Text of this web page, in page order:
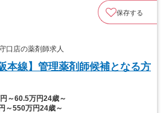
保存する
口店の薬剤師求人
本線】管理薬剤師候補となる方
～60.5万円24歳～
～550万円24歳～